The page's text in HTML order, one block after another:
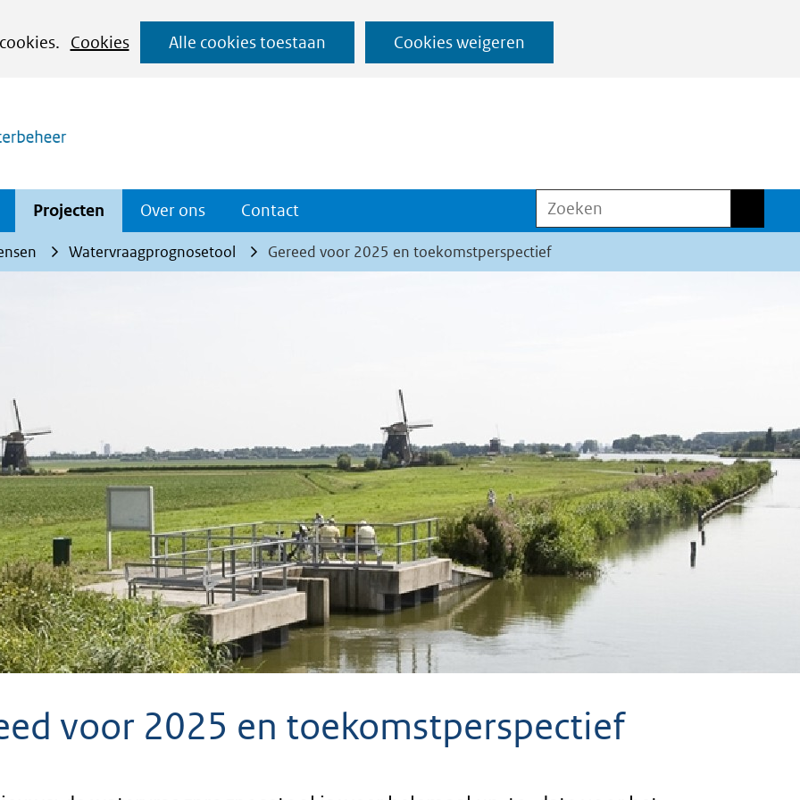
Cookies
Alle cookies toestaan Cookies weigeren
Ga
naar
Projecten Over ons Contact Zoeken
Watervraagprognosetool Gereed voor 2025 en toekomstperspectief
voor 2025 en toekomstperspectief